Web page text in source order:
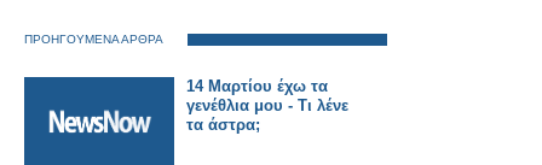
ΠΡΟΗΓΟΥΜΕΝΑ ΑΡΘΡΑ
14 Μαρτίου έχω τα
γενέθλια μου - Τι λένε
τα άστρα;